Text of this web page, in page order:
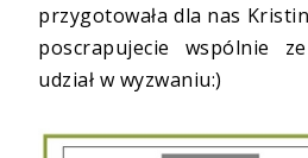
przygotowała dla nas
poscrapujecie wspólnie
udział w wyzwaniu:)